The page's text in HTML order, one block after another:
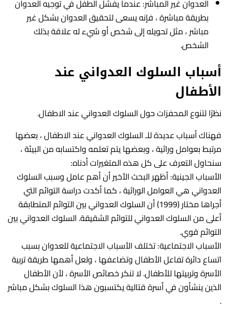
العدوان غير المباشر: عندما يفشل الطفل في توجيه العدوان
بطريقة مباشرة ، فإنه يسعى لتحقيق العدوان بشكل غير
مباشر ، مثل تحويله إلى شخص أو شيء له علاقة بذلك
الشخص.
أسباب السلوك العدواني عند
الأطفال
نظرًا لتنوع المحفزات حول السلوك العدواني عند الاطفال.
فهناك أسباب عديدة للـ السلوك العدواني عند الاطفال ، بعضها
مرتبط بعوامل وراثية ، وبعضها يتم تعلمه واكتسابه من البيئة ،
سنحاول التعرف على كل هذه المتغيرات أدناه:
الأسباب الجينية: أظهر البحث الأخير أن أهم عامل وسبب السلوك
العدواني هي العوامل الوراثية ، كما أكدت دراسة التوائم التي
أجراها مختار (1999) أن السلوك العدواني بين التوائم المتطابقة
أعلى من السلوك العدواني للتوائم الشقيقة. السلوك العدواني بين
التوائم قوي.
الأسباب الاجتماعية: تختلف الأسباب الاجتماعية للعدوان بسبب
اتساع دائرة تفاعل الأطفال وتضاعفها ، ولعل أهمها طريقة تربية
الأسرة وتربيتها للأطفال. لا تنكر خصائص الأسرة ، لأن الأطفال
الذين ينشأون في أسرة قتالية يكتسبون هذا السلوك بشكل مباشر
.